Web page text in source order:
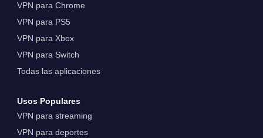
VPN para Chrome
VPN para PS5
VPN para Xbox
VPN para Switch
Todas las aplicaciones
Usos Populares
VPN para streaming
VPN para deportes